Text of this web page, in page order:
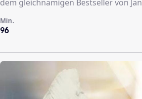
dem gleichnamigen Bestseller von
96
Min.